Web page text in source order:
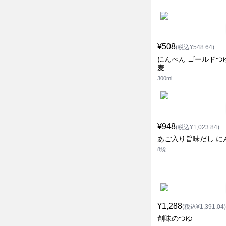
¥508(税込¥548.64)
にんべん ゴールドつ
麦
300ml
¥948(税込¥1,023.84)
あご入り旨味だし に
8袋
¥1,288(税込¥1,391.04)
創味のつゆ